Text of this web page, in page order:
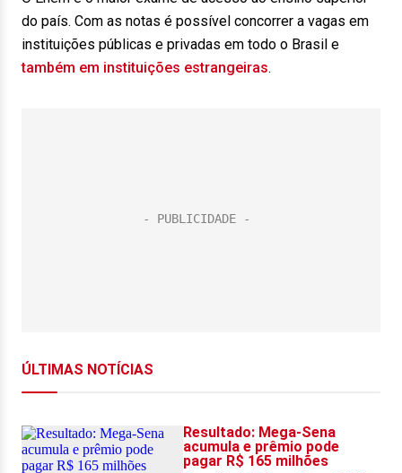
do país. Com as notas é possível concorrer a vagas em
instituições públicas e privadas em todo o Brasil e
também em instituições estrangeiras.